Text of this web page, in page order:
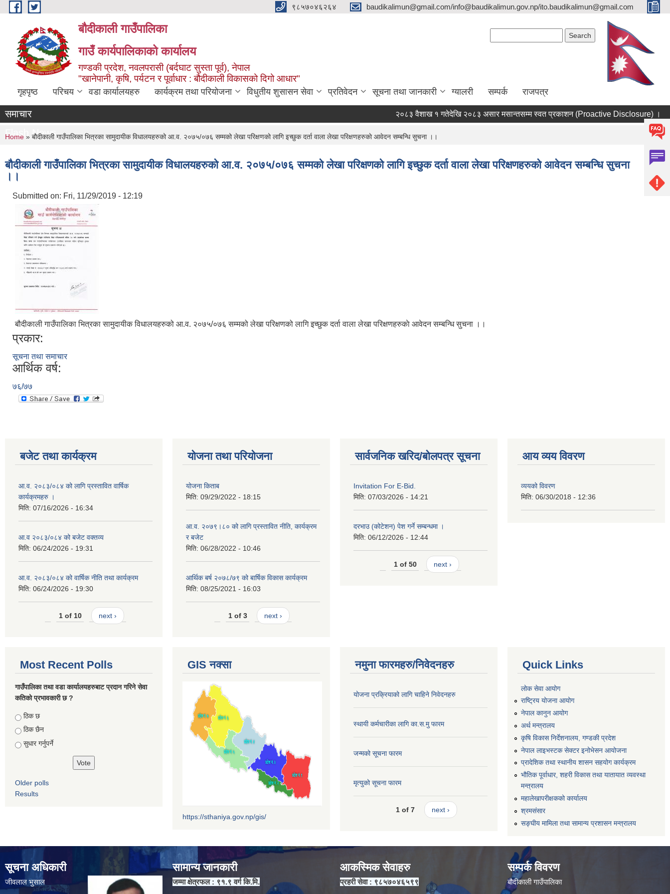
Skip to main content ९८५७०४६२६४ baudikalimun@gmail.com/info@baudikalimun.gov.np/ito.baudikalimun@gmail.com
बौदीकाली गाउँपालिका
गाउँ कार्यपालिकाको कार्यालय
गण्डकी प्रदेश, नवलपरासी (बर्दघाट सुस्ता पूर्व), नेपाल
"खानेपानी, कृषि, पर्यटन र पूर्वाधार : बौदीकाली विकासको दिगो आधार"
गृहपृष्ठ परिचय वडा कार्यालयहरु कार्यक्रम तथा परियोजना विधुतीय शुसासन सेवा प्रतिवेदन सूचना तथा जानकारी ग्यालरी सम्पर्क राजपत्र
समाचार २०८३ वैशाख १ गतेदेखि २०८३ असार मसान्तसम्म स्वत प्रकाशन (Proactive Disclosure) ।
Flash News बौदीकाली गाउँपालिका, पशुपन्छी विकास शाखाको लागत साझेदारीमा गो_
You are here
Home » बौदीकाली गाउँपालिका भित्रका सामुदायीक विधालयहरुको आ.व. २०७५/०७६ सम्मको लेखा परिक्षणको लागि इच्छुक दर्ता वाला लेखा परिक्षणहरुकाे आवेदन सम्बन्धि सुचना ।।
बौदीकाली गाउँपालिका भित्रका सामुदायीक विधालयहरुको आ.व. २०७५/०७६ सम्मको लेखा परिक्षणको लागि इच्छुक दर्ता वाला लेखा परिक्षणहरुकाे आवेदन सम्बन्धि सुचना
।।
Submitted on: Fri, 11/29/2019 - 12:19
बौदीकाली गाउँपालिका भित्रका सामुदायीक विधालयहरुको आ.व. २०७५/०७६ सम्मको लेखा परिक्षणको लागि इच्छुक दर्ता वाला लेखा परिक्षणहरुकाे आवेदन सम्बन्धि सुचना ।।
प्रकार:
सूचना तथा समाचार
आर्थिक वर्ष:
७६/७७
बजेट तथा कार्यक्रम
आ.व. २०८३/०८४ को लागि प्रस्तावित वार्षिक
कार्यक्रमहरु ।
मिति: 07/16/2026 - 16:34
आ.व २०८३/०८४ को बजेट वक्तव्य
मिति: 06/24/2026 - 19:31
आ.व. २०८३/०८४ को वार्षिक नीति तथा कार्यक्रम
मिति: 06/24/2026 - 19:30
1 of 10 next ›
योजना तथा परियोजना
योजना किताब
मिति: 09/29/2022 - 18:15
आ.व. २०७९।८० को लागि प्रस्तावित नीति, कार्यक्रम
र बजेट
मिति: 06/28/2022 - 10:46
आर्थिक बर्ष २०७८/७९ को बार्षिक विकास कार्यक्रम
मिति: 08/25/2021 - 16:03
1 of 3 next ›
सार्वजनिक खरिद/बोलपत्र सूचना
Invitation For E-Bid.
मिति: 07/03/2026 - 14:21
दरभाउ (कोटेशन) पेश गर्ने सम्बन्धमा ।
मिति: 06/12/2026 - 12:44
1 of 50 next ›
आय व्यय विवरण
व्ययको विवरण
मिति: 06/30/2018 - 12:36
Most Recent Polls
गाउँपालिका तथा वडा कार्यालयहरुबाट प्रदान गरिने सेवा
कतिको प्रभावकारी छ ?
Choices
ठिक छ
ठिक छैन
सुधार गर्नुपर्ने
Older polls
Results
GIS नक्सा
https://sthaniya.gov.np/gis/
नमुना फारमहरु/निवेदनहरु
योजना प्रक्रियाको लागि चाहिने निवेदनहरु
स्थायी कर्मचारीका लागि का.स.मु फारम
जन्मको सूचना फारम
मृत्युको सूचना फारम
1 of 7 next ›
Quick Links
लोक सेवा आयोग
राष्ट्रिय योजना आयोग
नेपाल कानुन आयोग
अर्थ मन्त्रालय
कृषि विकास निर्देशनालय, गण्डकी प्रदेश
नेपाल लाइभस्टक सेक्टर इनोभेसन आयोजना
प्रादेशिक तथा स्थानीय शासन सहयोग कार्यक्रम
भौतिक पूर्वाधार, शहरी विकास तथा यातायात व्यवस्था
मन्त्रालय
महालेखापरीक्षकको कार्यालय
श्रमसंसार
सङ्घीय मामिला तथा सामान्य प्रशासन मन्त्रालय
सूचना अधिकारी
जीवलाल भुसाल
सामान्य जानकारी
जम्मा क्षेत्रफल : ९१.९ वर्ग कि.मि.
आकस्मिक सेवाहरु
प्रहरी सेवा : ९८५७०४६५९९
सम्पर्क विवरण
बौदीकाली गाउँपालिका